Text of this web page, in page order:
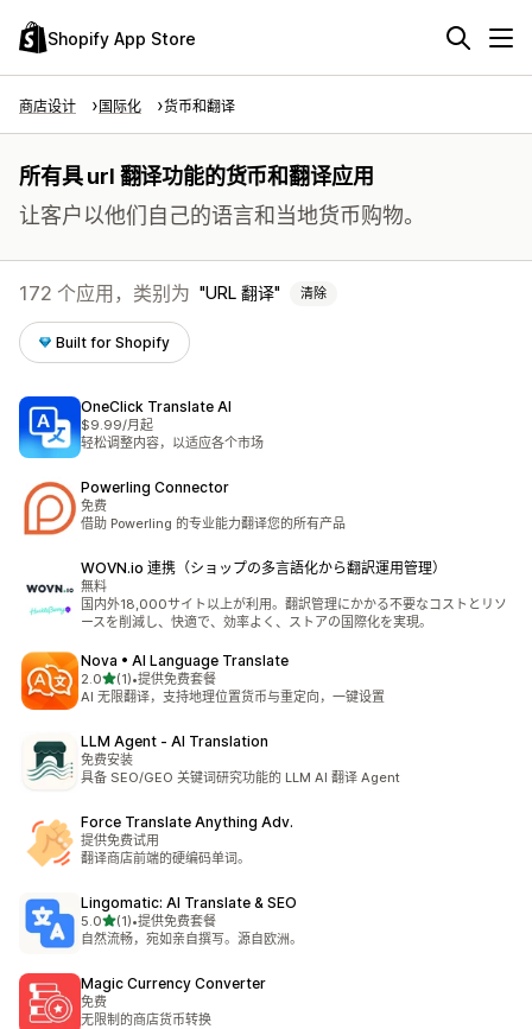
Shopify App Store
商店设计 国际化 货币和翻译
所有具 url 翻译功能的货币和翻译应用
让客户以他们自己的语言和当地货币购物。
172 个应用，类别为 URL 翻译 清除
Built for Shopify
OneClick Translate AI
$9.99/月起
轻松调整内容，以适应各个市场
Powerling Connector
免费
借助 Powerling 的专业能力翻译您的所有产品
WOVN.io 連携（ショップの多言語化から翻訳運用管理）
無料
国内外18,000サイト以上が利用。翻訳管理にかかる不要なコストとリソ
ースを削減し、快適で、効率よく、ストアの国際化を実現。
Nova • AI Language Translate
2.0星（满分 5 星）
(1)
总共 1 条评论
•提供免费套餐
AI 无限翻译，支持地理位置货币与重定向，一键设置
LLM Agent ‑ AI Translation
免费安装
具备 SEO/GEO 关键词研究功能的 LLM AI 翻译 Agent
Force Translate Anything Adv.
提供免费试用
翻译商店前端的硬编码单词。
Lingomatic: AI Translate & SEO
5.0星（满分 5 星）
(1)
总共 1 条评论
•提供免费套餐
自然流畅，宛如亲自撰写。源自欧洲。
Magic Currency Converter
免费
无限制的商店货币转换